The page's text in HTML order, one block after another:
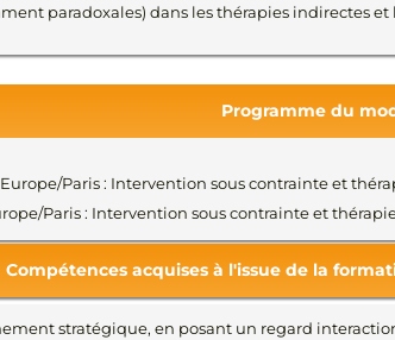
paradoxales) dans les thérapies indirectes
Programme du
Europe/Paris : Intervention sous contrainte et
Paris : Intervention sous contrainte et
Compétences acquises à l'issue de la
stratégique, en posant un regard